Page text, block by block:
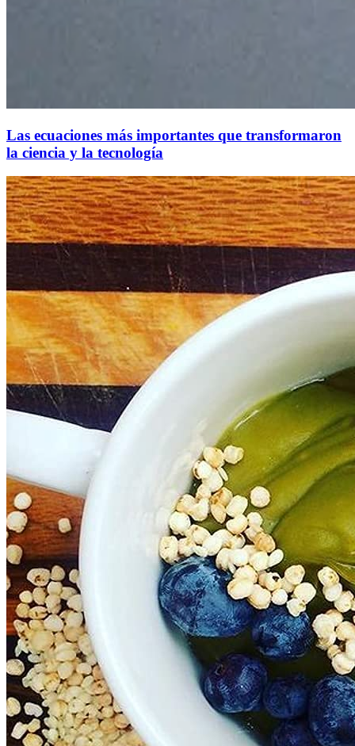
Las ecuaciones más importantes que transformaron
la ciencia y la tecnología